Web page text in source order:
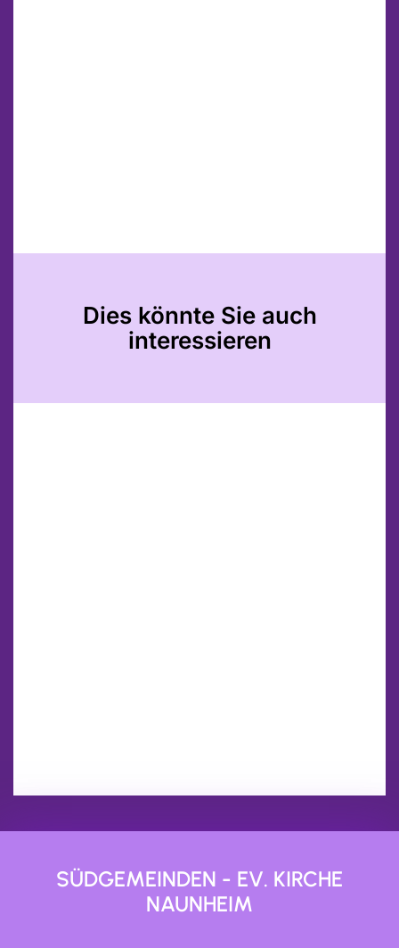
Dies könnte Sie auch
interessieren
SÜDGEMEINDEN - EV. KIRCHE
NAUNHEIM